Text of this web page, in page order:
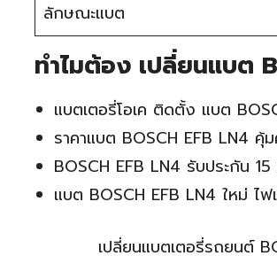
ลักษณะแบต
ทำไมต้อง เปลี่ยนแบต
แบตเตอรี่โอเค ติดตั้ง แบต
ราคาแบต BOSCH EFB LN4 คุ้ม
BOSCH EFB LN4 รับประกัน
แบต BOSCH EFB LN4 ใหม่ ไ
เปลี่ยนแบตเตอรี่รถยนต์